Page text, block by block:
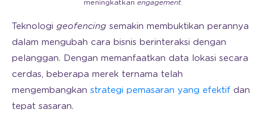
meningkatkan engagement.
Teknologi geofencing semakin membuktikan perannya
dalam mengubah cara bisnis berinteraksi dengan
pelanggan. Dengan memanfaatkan data lokasi secara
cerdas, beberapa merek ternama telah
mengembangkan strategi pemasaran yang efektif dan
tepat sasaran.